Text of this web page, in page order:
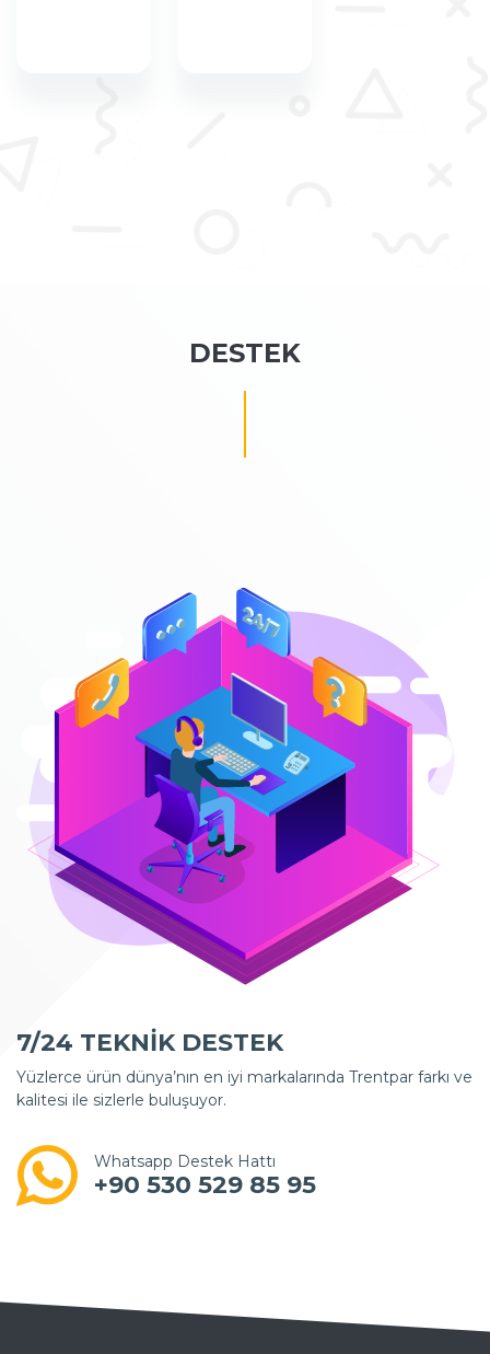
DESTEK
7/24 TEKNİK DESTEK
Yüzlerce ürün dünya’nın en iyi markalarında Trentpar farkı ve
kalitesi ile sizlerle buluşuyor.
Whatsapp Destek Hattı
+90 530 529 85 95